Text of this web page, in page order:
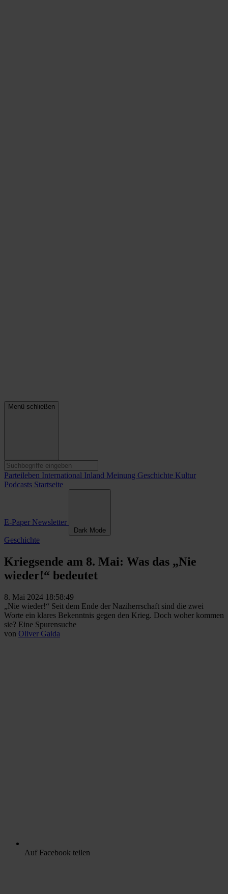
Menü schließen
Parteileben International Inland Meinung Geschichte Kultur
Podcasts Startseite
E-Paper Newsletter
Dark Mode
Geschichte
Kriegsende am 8. Mai: Was das „Nie
wieder!“ bedeutet
8. Mai 2024 18:58:49
„Nie wieder!“ Seit dem Ende der Naziherrschaft sind die zwei
Worte ein klares Bekenntnis gegen den Krieg. Doch woher kommen
sie? Eine Spurensuche
von Oliver Gaida
Auf Facebook teilen